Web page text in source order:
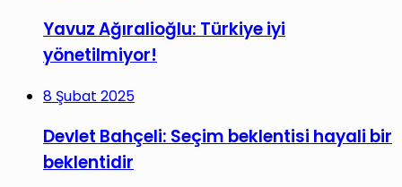
Yavuz Ağıralioğlu: Türkiye iyi
yönetilmiyor!
8 Şubat 2025
Devlet Bahçeli: Seçim beklentisi hayali bir
beklentidir